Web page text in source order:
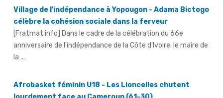
célèbre la cohésion sociale dans la ferveur
anniversaire de l'indépendance de la Côte d'Ivoire, le maire de